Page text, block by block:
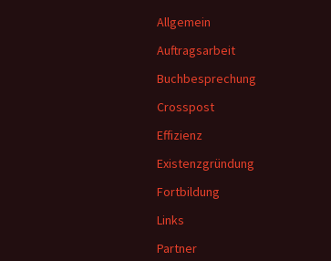
Allgemein
Auftragsarbeit
Buchbesprechung
Crosspost
Effizienz
Existenzgründung
Fortbildung
Links
Partner